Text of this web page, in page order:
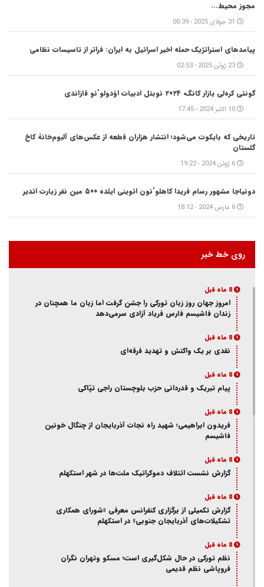
مجوز محیط...
31 جولای 2025 - 00:39
پیامدهای استراتژیک حمله اخیر اسرائیل به ایران: فراتر از تاسیسات نظامی
23 ژوئن 2025 - 02:53
گونئی کره‌لی یازار کانگ، ۲۰۲۴ نوبئل ادبیات اؤدولو’نو قازاندی
10 اکتبر 2024 - 17:45
تاریخی که بایکوت می‌شود؛ انتشار هزاران قطعه از عکس‌های آلبوم‌خانۀ کاخ
گلستان
6 ژوئن 2024 - 19:22
دونیاجا مشهور رسام فریدا کاهلو’نون ائوینی ایلده ۵۰۰ مین نفر زیارت ائدیر
6 مارس 2024 - 18:12
روی خط خبر
8 ماه قبل
امروز جهان روز زبان تورکی را جشن گرفت اما زبان ما همچنان در
زندان فاشیسم فارس فریاد آزادی سر‌می‌دهد
8 ماه قبل
نقدی بر یک واکنش و‌ تهدید فرقه‌ای
8 ماه قبل
پیام تبریک و قدردانی حزب بلوچستان راجی تپّاکی
8 ماه قبل
فریدون ابراهیمی؛ شهید راه نجات آذربایجان از چنگال خونین
فاشیسم
8 ماه قبل
گزارش نشست ائتلاف دموکراتیک ملت‌ها در شهر استکهلم
8 ماه قبل
گزارش تکمیلی از برگزاری کنفرانس معرفی «شورای همکاری
تشکیلات‌های آذربایجان جنوبی» در استکهلم
8 ماه قبل
نظم تورکی در حال شکل‌گیری است؛ مسکو وتهران نگران
فروپاشی نظم قدیمی